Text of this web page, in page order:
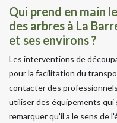
Qui prend en main
des arbres à La
et ses environs ?
Les interventions de
pour la facilitation du
contacter des
utiliser des équipements
remarquer qu'il a le sens de